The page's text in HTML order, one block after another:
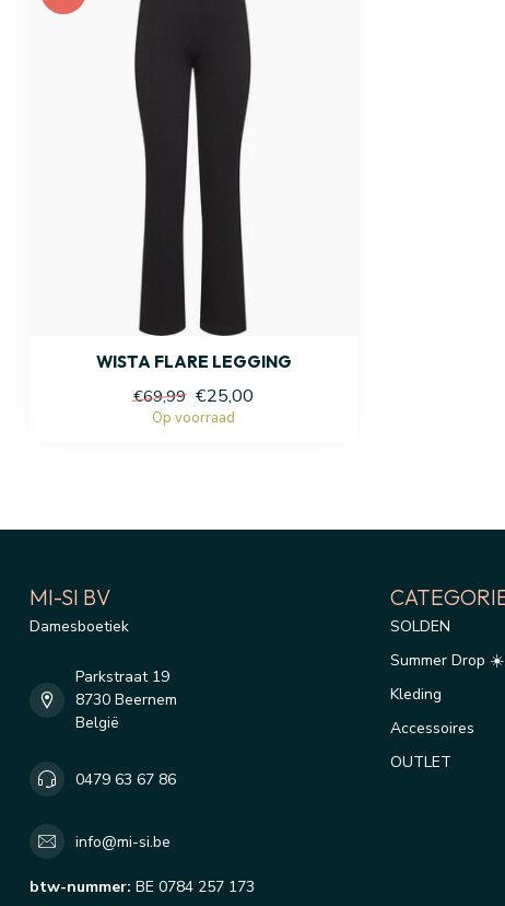
WISTA FLARE LEGGING
€69,99 €25,00
Op voorraad
MI-SI BV
Damesboetiek
Parkstraat 19
8730 Beernem
België
0479 63 67 86
info@mi-si.be
btw-nummer: BE 0784 257 173
SOLDEN
Summer Drop ☀️
Kleding
Accessoires
OUTLET